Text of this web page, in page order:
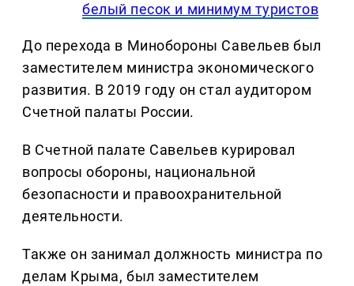
белый песок и минимум туристов
До перехода в Минобороны Савельев был
заместителем министра экономического
развития. В 2019 году он стал аудитором
Счетной палаты России.
В Счетной палате Савельев курировал
вопросы обороны, национальной
безопасности и правоохранительной
деятельности.
Также он занимал должность министра по
делам Крыма, был заместителем